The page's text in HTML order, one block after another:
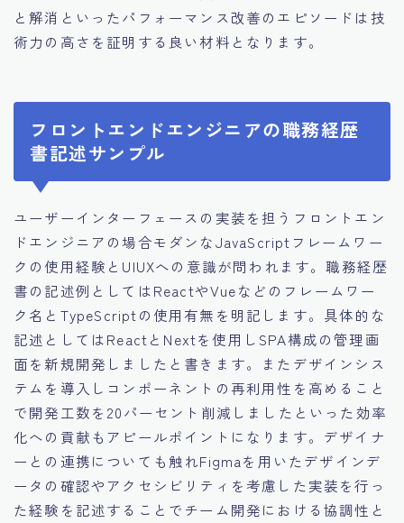
と解消といったパフォーマンス改善のエピソードは技
術力の高さを証明する良い材料となります。
フロントエンドエンジニアの職務経歴
書記述サンプル
ユーザーインターフェースの実装を担うフロントエン
ドエンジニアの場合モダンなJavaScriptフレームワー
クの使用経験とUIUXへの意識が問われます。職務経歴
書の記述例としてはReactやVueなどのフレームワー
ク名とTypeScriptの使用有無を明記します。具体的な
記述としてはReactとNextを使用しSPA構成の管理画
面を新規開発しましたと書きます。またデザインシス
テムを導入しコンポーネントの再利用性を高めること
で開発工数を20パーセント削減しましたといった効率
化への貢献もアピールポイントになります。デザイナ
ーとの連携についても触れFigmaを用いたデザインデ
ータの確認やアクセシビリティを考慮した実装を行っ
た経験を記述することでチーム開発における協調性と